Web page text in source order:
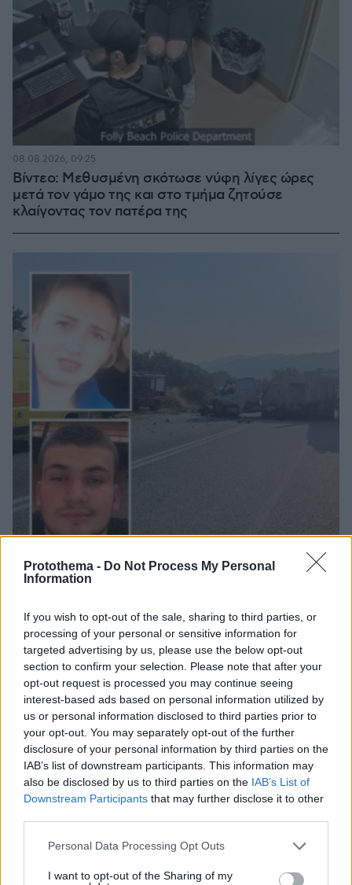
Protothema - Do Not Process My Personal
Information
If you wish to opt-out of the sale, sharing to third parties, or
processing of your personal or sensitive information for
targeted advertising by us, please use the below opt-out
section to confirm your selection. Please note that after your
opt-out request is processed you may continue seeing
interest-based ads based on personal information utilized by
us or personal information disclosed to third parties prior to
your opt-out. You may separately opt-out of the further
disclosure of your personal information by third parties on the
IAB’s list of downstream participants. This information may
also be disclosed by us to third parties on the IAB’s List of
Downstream Participants that may further disclose it to other
Please note that this website/app uses one or more Google
not limited to your visit or usage behaviour. You may click to
Personal Data Processing Opt Outs
I want to opt-out of the Sharing of my
Βίντεο: Μεθυσμένη σκότωσε νύφη λίγες ώρες
μετά τον γάμο της και στο τμήμα ζητούσε
κλαίγοντας τον πατέρα της
08.08.2026, 09:25
Καρέ-καρέ η ανάλυση του τροχαίου στις Σέρρες
με νεκρούς μητέρα και γιο: Τι λέει
πραγματογνώμονας στο protothema
Εντοπίστηκε η «Αράχνη» του Άσαντ:
Πώς ένα ξεχασμένο σημειωματάριο
οδήγησε στα ίχνη του διαβόητου
αρχικατασκόπου
08.08.2026, 10:56 11
Ευρώπη: Ποιος «χαρτογραφεί» βάσεις,